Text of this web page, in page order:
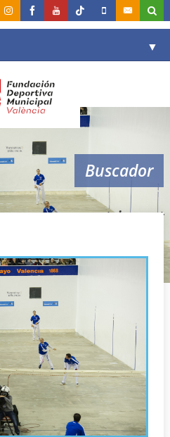
▼
▼
Buscador
trinquet